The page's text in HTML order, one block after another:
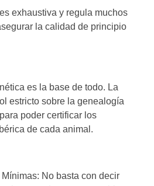
exhaustiva y regula muchos
la calidad de principio
es la base de todo. La
estricto sobre la genealogía
poder certificar los
de cada animal.
No basta con decir